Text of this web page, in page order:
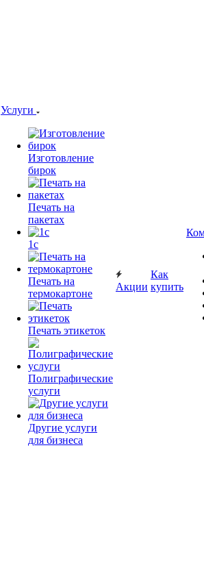
Услуги
Изготовление
бирок
Печать на
пакетах
1c
Печать на
термокартоне
Печать этикеток
Полиграфические
услуги
Другие услуги
для бизнеса
Акции
Как
купить